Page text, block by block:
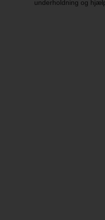
underholdning og